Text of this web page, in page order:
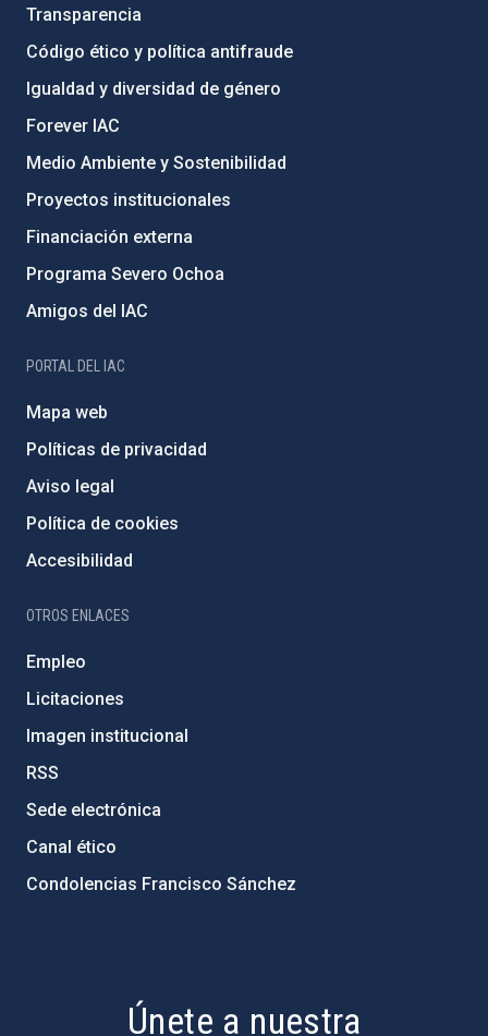
Transparencia
Código ético y política antifraude
Igualdad y diversidad de género
Forever IAC
Medio Ambiente y Sostenibilidad
Proyectos institucionales
Financiación externa
Programa Severo Ochoa
Amigos del IAC
PORTAL DEL IAC
Mapa web
Políticas de privacidad
Aviso legal
Política de cookies
Accesibilidad
OTROS ENLACES
Empleo
Licitaciones
Imagen institucional
RSS
Sede electrónica
Canal ético
Condolencias Francisco Sánchez
Únete a nuestra